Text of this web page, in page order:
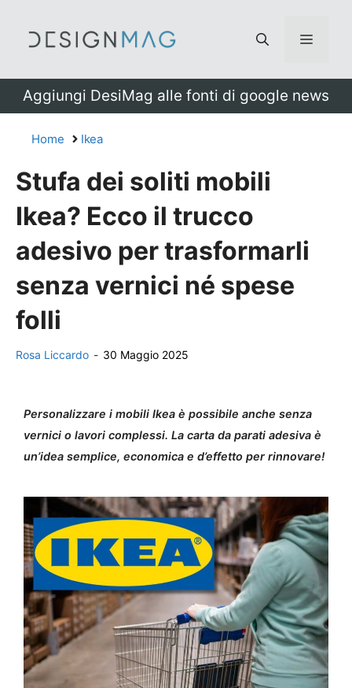
Menu
Aggiungi DesiMag alle fonti di google news
Home Ikea
Stufa dei soliti mobili
Ikea? Ecco il trucco
adesivo per trasformarli
senza vernici né spese
folli
Rosa Liccardo - 30 Maggio 2025
Personalizzare i mobili Ikea è possibile anche senza
vernici o lavori complessi. La carta da parati adesiva è
un’idea semplice, economica e d’effetto per rinnovare!